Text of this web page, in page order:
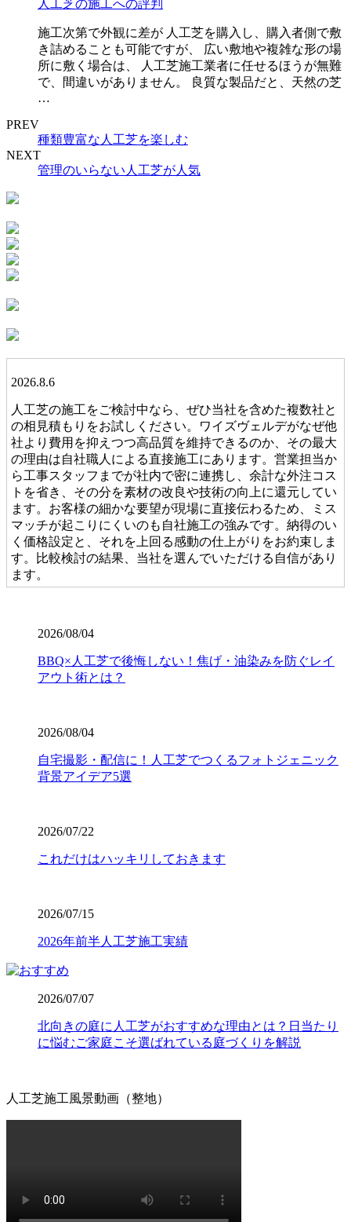
人工芝の施工への評判
施工次第で外観に差が 人工芝を購入し、購入者側で敷
き詰めることも可能ですが、 広い敷地や複雑な形の場
所に敷く場合は、 人工芝施工業者に任せるほうが無難
で、間違いがありません。 良質な製品だと、天然の芝
…
PREV
種類豊富な人工芝を楽しむ
NEXT
管理のいらない人工芝が人気
2026.8.6
人工芝の施工をご検討中なら、ぜひ当社を含めた複数社と
の相見積もりをお試しください。ワイズヴェルデがなぜ他
社より費用を抑えつつ高品質を維持できるのか、その最大
の理由は自社職人による直接施工にあります。営業担当か
ら工事スタッフまでが社内で密に連携し、余計な外注コス
トを省き、その分を素材の改良や技術の向上に還元してい
ます。お客様の細かな要望が現場に直接伝わるため、ミス
マッチが起こりにくいのも自社施工の強みです。納得のい
く価格設定と、それを上回る感動の仕上がりをお約束しま
す。比較検討の結果、当社を選んでいただける自信があり
ます。
当社の人工芝は、厳しい世界基準である海外のFIFA認定を
す。この認定は、スポーツにおける激しい衝撃や摩擦への
耐久性が保証されている証です。お子様が全力で走り回っ
が安全に、そしてアクティブに過ごせる空間を、確かな品
で、幅広い対応が可能です。まずは無料見積もりで、プロ
仕様の品質をご検討ください。
業者の選定で最も重要なのは、実は製品以上に「施工技
術」です。どんなに高級な人工芝を使っても、下地の処理
が甘かったり継ぎ目の接合が未熟だったりすると、数年で
フが責任を持って基礎から敷き込みまで一貫して行いま
す。細部までピシっと揃った、見ていて気持ちが良いほど
のフラットな仕上がりは、多くのお客様から高い評価をい
ただいております。プロの職人魂が宿る仕上がりをご提案
から始まります。
2026.7.16
す。その点、ワイズヴェルデの製品は15年の耐用を実証済
みです。長期間の使用に耐えうる高品質な素材選びこそ
いお庭づくりを、専門家の視点から支えます。
2026/08/04
BBQ×人工芝で後悔しない！焦げ・油染みを防ぐレイ
アウト術とは？
2026/08/04
自宅撮影・配信に！人工芝でつくるフォトジェニック
背景アイデア5選
2026/07/22
これだけはハッキリしておきます
2026/07/15
2026年前半人工芝施工実績
2026/07/07
北向きの庭に人工芝がおすすめな理由とは？日当たり
に悩むご家庭こそ選ばれている庭づくりを解説
人工芝施工風景動画（整地）